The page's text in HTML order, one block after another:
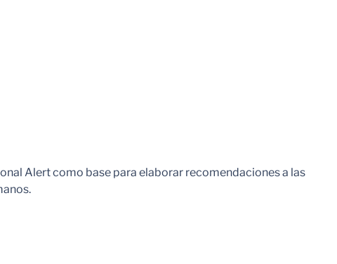
Alert como base para elaborar recomendaciones a las